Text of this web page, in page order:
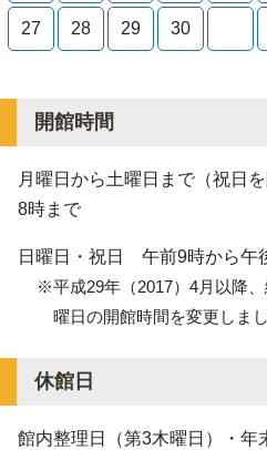
27 28 29 30
開館時間
月曜日から土曜日まで（祝日
8時まで
日曜日・祝日 午前9時から午
※平成29年（2017）4月以降
曜日の開館時間を変更しまし
休館日
館内整理日（第3木曜日）・年